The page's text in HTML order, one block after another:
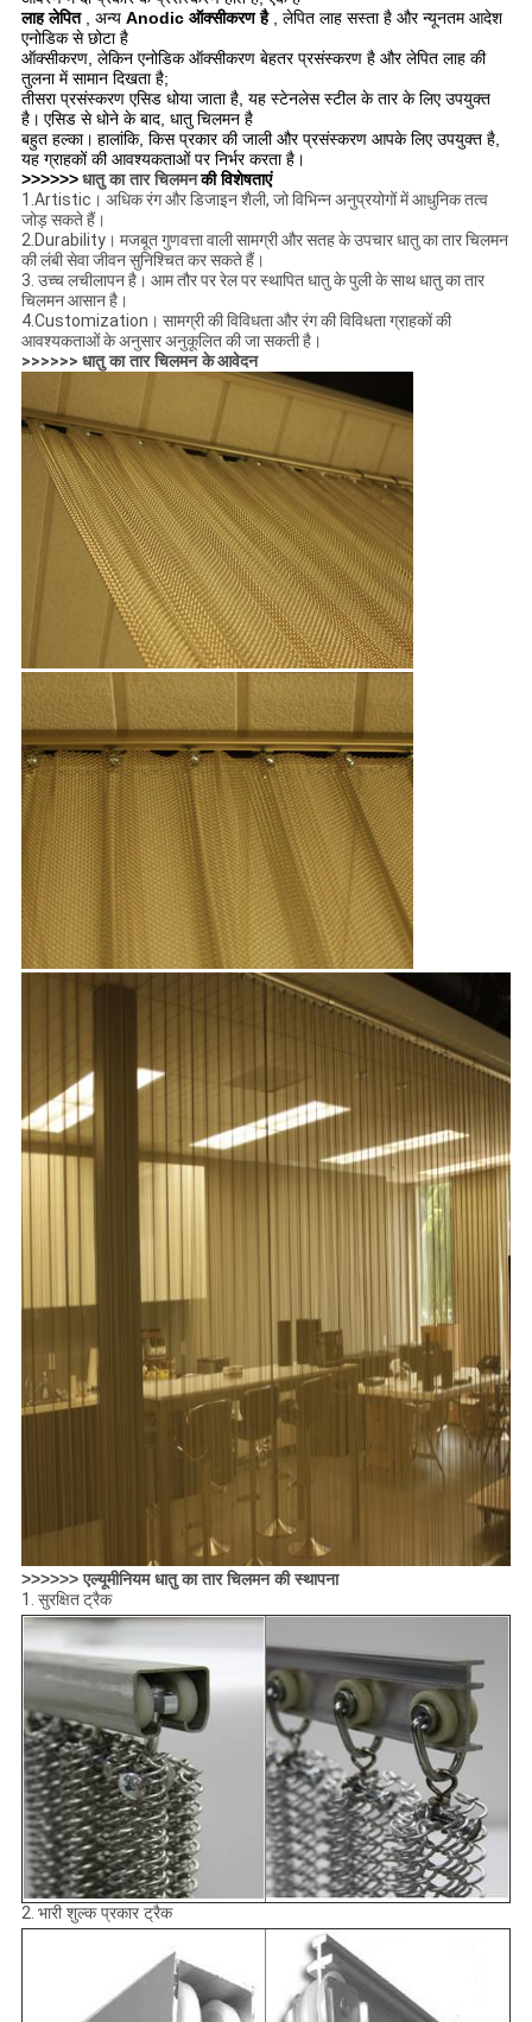
लाह लेपित, अन्य Anodic ऑक्सीकरण है, लेपित लाह सस्ता है और न्यूनतम आदेश
एनोडिक से छोटा है
ऑक्सीकरण, लेकिन एनोडिक ऑक्सीकरण बेहतर प्रसंस्करण है और लेपित लाह की
तुलना में सामान दिखता है;
तीसरा प्रसंस्करण एसिड धोया जाता है, यह स्टेनलेस स्टील के तार के लिए उपयुक्त
है। एसिड से धोने के बाद, धातु चिलमन है
बहुत हल्का। हालांकि, किस प्रकार की जाली और प्रसंस्करण आपके लिए उपयुक्त है,
यह ग्राहकों की आवश्यकताओं पर निर्भर करता है।
>>>>>>धातु का तार चिलमनकी विशेषताएं
1.Artistic। अधिक रंग और डिजाइन शैली, जो विभिन्न अनुप्रयोगों में आधुनिक तत्व
जोड़ सकते हैं।
2.Durability। मजबूत गुणवत्ता वाली सामग्री और सतह के उपचार धातु का तार चिलमन
की लंबी सेवा जीवन सुनिश्चित कर सकते हैं।
3. उच्च लचीलापन है। आम तौर पर रेल पर स्थापित धातु के पुली के साथ धातु का तार
चिलमन आसान है।
4.Customization। सामग्री की विविधता और रंग की विविधता ग्राहकों की
आवश्यकताओं के अनुसार अनुकूलित की जा सकती है।
>>>>>> धातु का तार चिलमन केआवेदन
>>>>>> एल्यूमीनियम धातु का तार चिलमन की स्थापना
1. सुरक्षित ट्रैक
2. भारी शुल्क प्रकार ट्रैक